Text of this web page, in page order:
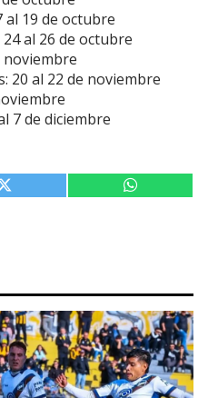
al 19 de octubre
al 26 de octubre
noviembre
20 al 22 de noviembre
7 de diciembre